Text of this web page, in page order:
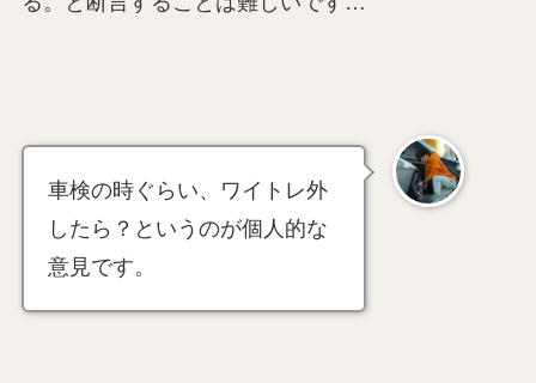
車検の時ぐらい、ワイトレ外
したら？というのが個人的な
意見です。